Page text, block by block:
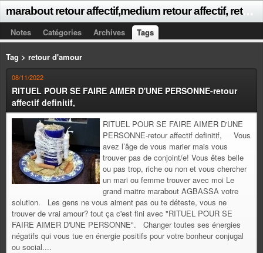
m
arabout retour affectif,medium retour affectif, retour affectif rapide, Retour affectif, retour affectif puissant, retour affectif efficace, retour affectif immediat, retour affectif gratuit,voyant retour affectif,retour affectif sérieux
Notes Catégories Archives Tags
Tag > retour d'amour
08/11/2022
RITUEL POUR SE FAIRE AIMER D'UNE PERSONNE-retour
affectif definitif,
RITUEL POUR SE FAIRE AIMER D'UNE
PERSONNE-retour affectif definitif, Vous
avez l’âge de vous marier mais vous
trouver pas de conjoint/e! Vous êtes belle
ou pas trop, riche ou non et vous chercher
un mari ou femme trouver avec moi Le
grand maitre marabout AGBASSA votre
solution. Les gens ne vous aiment pas ou te déteste, vous ne
trouver de vrai amour? tout ça c'est fini avec "RITUEL POUR SE
FAIRE AIMER D'UNE PERSONNE". Changer toutes ses énergies
négatifs qui vous tue en énergie positifs pour votre bonheur conjugal
ou social....